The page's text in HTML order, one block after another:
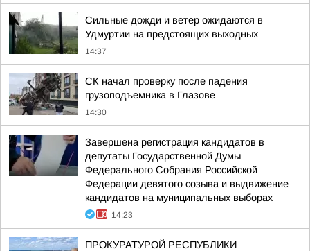
Сильные дожди и ветер ожидаются в
Удмуртии на предстоящих выходных
14:37
СК начал проверку после падения
грузоподъемника в Глазове
14:30
Завершена регистрация кандидатов в
депутаты Государственной Думы
Федерального Собрания Российской
Федерации девятого созыва и выдвижение
кандидатов на муниципальных выборах
14:23
ПРОКУРАТУРОЙ РЕСПУБЛИКИ